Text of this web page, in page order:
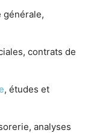
générale,
contrats de
, études et
analyses